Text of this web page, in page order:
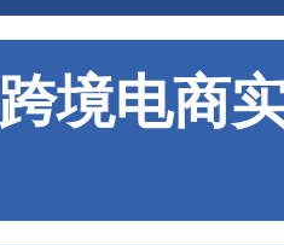
跨境电商